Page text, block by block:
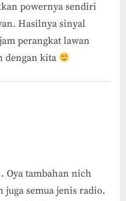
powernya sendiri
Hasilnya sinyal
perangkat lawan
dengan kita
Oya tambahan nich
juga semua jenis radio.